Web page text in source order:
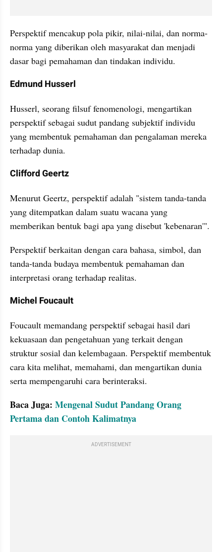
Perspektif mencakup pola pikir, nilai-nilai, dan norma-
norma yang diberikan oleh masyarakat dan menjadi
dasar bagi pemahaman dan tindakan individu.
Edmund Husserl
Husserl, seorang filsuf fenomenologi, mengartikan
perspektif sebagai sudut pandang subjektif individu
yang membentuk pemahaman dan pengalaman mereka
terhadap dunia.
Clifford Geertz
Menurut Geertz, perspektif adalah "sistem tanda-tanda
yang ditempatkan dalam suatu wacana yang
memberikan bentuk bagi apa yang disebut 'kebenaran'".
Perspektif berkaitan dengan cara bahasa, simbol, dan
tanda-tanda budaya membentuk pemahaman dan
interpretasi orang terhadap realitas.
Michel Foucault
Foucault memandang perspektif sebagai hasil dari
kekuasaan dan pengetahuan yang terkait dengan
struktur sosial dan kelembagaan. Perspektif membentuk
cara kita melihat, memahami, dan mengartikan dunia
serta mempengaruhi cara berinteraksi.
Baca Juga: Mengenal Sudut Pandang Orang
Pertama dan Contoh Kalimatnya
ADVERTISEMENT